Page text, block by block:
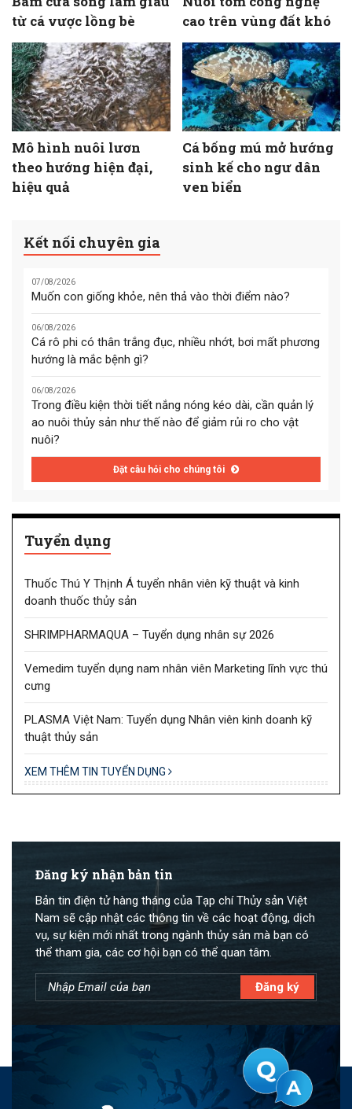
từ cá vược lồng bè
cao trên vùng đất khó
Mô hình nuôi lươn
theo hướng hiện đại,
hiệu quả
Cá bống mú mở hướng
sinh kế cho ngư dân
ven biển
Kết nối chuyên gia
07/08/2026
Muốn con giống khỏe, nên thả vào thời điểm nào?
06/08/2026
Cá rô phi có thân trắng đục, nhiều nhớt, bơi mất phương
hướng là mắc bệnh gì?
06/08/2026
Trong điều kiện thời tiết nắng nóng kéo dài, cần quản lý
ao nuôi thủy sản như thế nào để giảm rủi ro cho vật
nuôi?
Đặt câu hỏi cho chúng tôi
Tuyển dụng
Thuốc Thú Y Thịnh Á tuyển nhân viên kỹ thuật và kinh
doanh thuốc thủy sản
SHRIMPHARMAQUA – Tuyển dụng nhân sự 2026
Vemedim tuyển dụng nam nhân viên Marketing lĩnh vực thú
cưng
PLASMA Việt Nam: Tuyển dụng Nhân viên kinh doanh kỹ
thuật thủy sản
XEM THÊM TIN TUYỂN DỤNG
Đăng ký nhận bản tin
Bản tin điện tử hàng tháng của Tạp chí Thủy sản Việt
Nam sẽ cập nhật các thông tin về các hoạt động, dịch
vụ, sự kiện mới nhất trong ngành thủy sản mà bạn có
thể tham gia, các cơ hội bạn có thể quan tâm.